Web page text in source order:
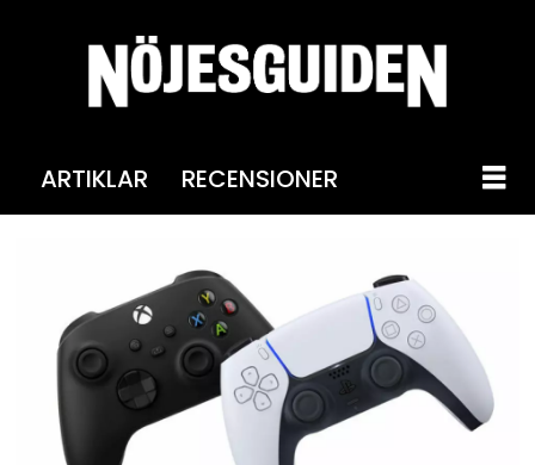
ARTIKLAR RECENSIONER